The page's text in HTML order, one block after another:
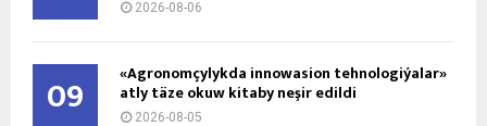
2026-08-06
09 «Agronomçylykda innowasion tehnologiýalar»
atly täze okuw kitaby neşir edildi
2026-08-05